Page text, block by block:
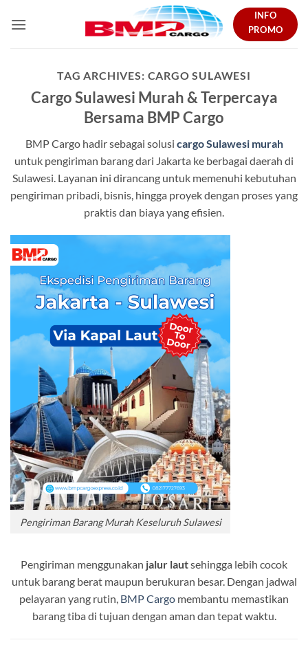
INFO
PROMO
TAG ARCHIVES: CARGO SULAWESI
Cargo Sulawesi Murah & Terpercaya
Bersama BMP Cargo
BMP Cargo hadir sebagai solusi cargo Sulawesi murah
untuk pengiriman barang dari Jakarta ke berbagai daerah di
Sulawesi. Layanan ini dirancang untuk memenuhi kebutuhan
pengiriman pribadi, bisnis, hingga proyek dengan proses yang
praktis dan biaya yang efisien.
Pengiriman Barang Murah Keseluruh Sulawesi
Pengiriman menggunakan jalur lautsehingga lebih cocok
untuk barang berat maupun berukuran besar. Dengan jadwal
pelayaran yang rutin, BMP Cargo membantu memastikan
barang tiba di tujuan dengan aman dan tepat waktu.